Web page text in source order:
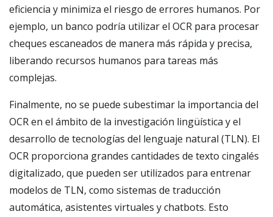
eficiencia y minimiza el riesgo de errores humanos. Por
ejemplo, un banco podría utilizar el OCR para procesar
cheques escaneados de manera más rápida y precisa,
liberando recursos humanos para tareas más
complejas.
Finalmente, no se puede subestimar la importancia del
OCR en el ámbito de la investigación lingüística y el
desarrollo de tecnologías del lenguaje natural (TLN). El
OCR proporciona grandes cantidades de texto cingalés
digitalizado, que pueden ser utilizados para entrenar
modelos de TLN, como sistemas de traducción
automática, asistentes virtuales y chatbots. Esto